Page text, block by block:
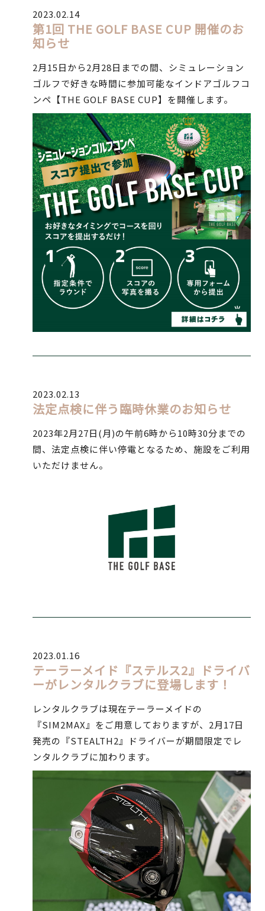
2023.02.14
第1回 THE GOLF BASE CUP 開催のお
知らせ
2月15日から2月28日までの間、シミュレーション
ゴルフで好きな時間に参加可能なインドアゴルフコ
ンペ【THE GOLF BASE CUP】を開催します。
2023.02.13
法定点検に伴う臨時休業のお知らせ
2023年2月27日(月)の午前6時から10時30分までの
間、法定点検に伴い停電となるため、施設をご利用
いただけません。
2023.01.16
テーラーメイド『ステルス2』ドライバ
ーがレンタルクラブに登場します！
レンタルクラブは現在テーラーメイドの
『SIM2MAX』をご用意しておりますが、2月17日
発売の『STEALTH2』ドライバーが期間限定でレ
ンタルクラブに加わります。